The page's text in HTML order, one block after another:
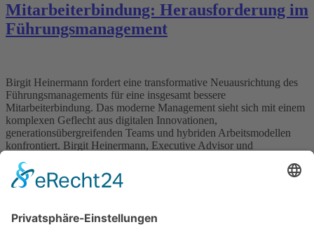
Mitarbeiterbindung: Herausforderung im
Führungsmanagement
Birgit Heinermann fordert eine transformative Neuausrichtung des
Führungsmanagements für eine insgesamt bessere
Mitarbeiterbindung. Das moderne Management sieht sich mit einem
komplexen Geflecht aus digitalen Innovationen,
generationsübergreifenden Teams und hybriden Arbeitsmodellen
konfrontiert. Birgit Heinermann, Executive Advisor und
Herausforderungen jedoch als Chancen für die Gestaltung einer
erfolgreichen Zukunft. Die Gründerin und […]